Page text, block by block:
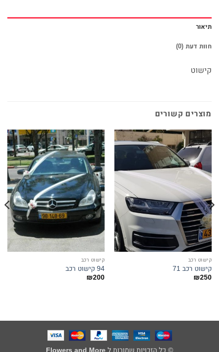
תיאור
חוות דעת (0)
קישוט
מוצרים קשורים
קישוט רכב
קישוט רכב 71
₪250
קישוט רכב
94 קישוט רכב
₪200
© כל הזכויות שמורות ל Flowers and More